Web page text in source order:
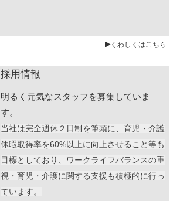
くわしくはこちら
採用情報
明るく元気なスタッフを募集していま
す。
当社は完全週休２日制を筆頭に、育児・介護
休暇取得率を60%以上に向上させること等も
目標としており、ワークライフバランスの重
視・育児・介護に関する支援も積極的に行っ
ています。